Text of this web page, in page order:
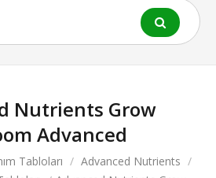
Nutrients Grow
Advanced
Tabloları / Advanced Nutrients /